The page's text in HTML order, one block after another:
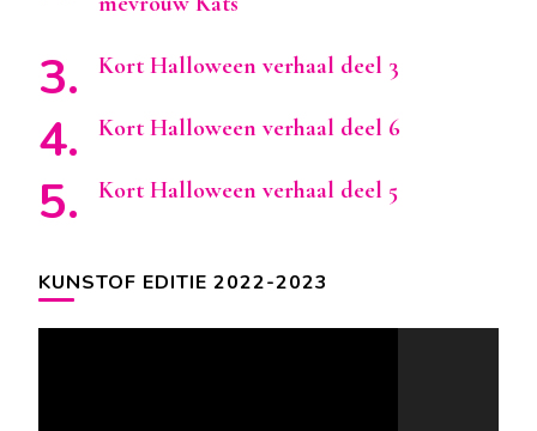
Kort Halloween verhaal deel 3
Kort Halloween verhaal deel 6
Kort Halloween verhaal deel 5
KUNSTOF EDITIE 2022-2023